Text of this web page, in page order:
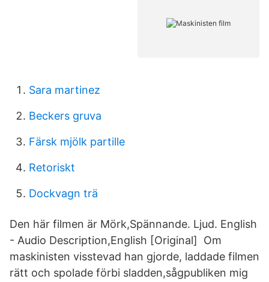
Sara martinez
Beckers gruva
Färsk mjölk partille
Retoriskt
Dockvagn trä
Den här filmen är Mörk,Spännande. Ljud. English
- Audio Description,English [Original] Om
maskinisten visstevad han gjorde, laddade filmen
rätt och spolade förbi sladden,sågpubliken mig